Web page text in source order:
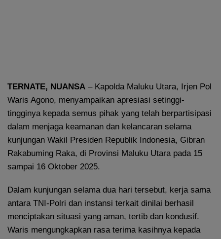
TERNATE, NUANSA – Kapolda Maluku Utara, Irjen Pol
Waris Agono, menyampaikan apresiasi setinggi-
tingginya kepada semus pihak yang telah berpartisipasi
dalam menjaga keamanan dan kelancaran selama
kunjungan Wakil Presiden Republik Indonesia, Gibran
Rakabuming Raka, di Provinsi Maluku Utara pada 15
sampai 16 Oktober 2025.
Dalam kunjungan selama dua hari tersebut, kerja sama
antara TNI-Polri dan instansi terkait dinilai berhasil
menciptakan situasi yang aman, tertib dan kondusif.
Waris mengungkapkan rasa terima kasihnya kepada